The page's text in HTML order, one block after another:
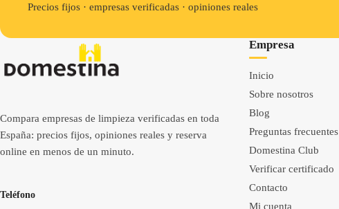
Precios fijos · empresas verificadas · opiniones reales
Compara empresas de limpieza verificadas en toda
España: precios fijos, opiniones reales y reserva
online en menos de un minuto.
Teléfono
Empresa
Inicio
Sobre nosotros
Blog
Preguntas frecuentes
Domestina Club
Verificar certificado
Contacto
Mi cuenta